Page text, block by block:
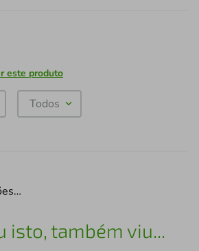
este produto
Todos
isto, também viu...